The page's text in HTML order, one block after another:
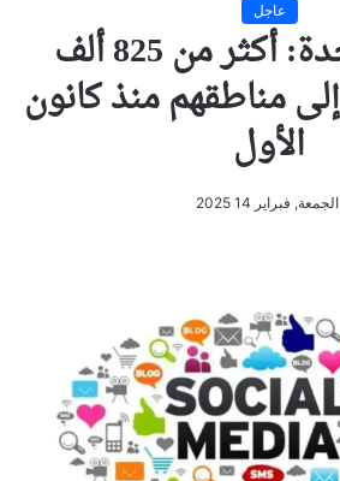
عاجل
الأمم المتحدة: أكثر من 825 ألف
مناطقهم منذ كانون
الأول
الجمعة, فبراير 14 2025